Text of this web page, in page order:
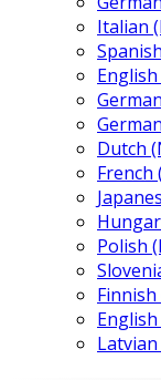
Italian
English
Dutch
French
Polish
Finnish
Latvian